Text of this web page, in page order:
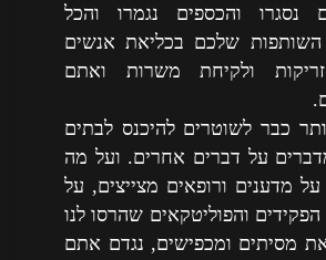
נסגרו והכספים נגמרו והכל
השותפות שלכם בכליאת אנשים
ולקיחת משרות ואתם
כבר לשוטרים להיכנס לבתים
על דברים אחרים. ועל מה
מדענים ורופאים מצייצים, על
והפוליטקאים שהרסו לנו
מסיתים ומכפישים, נגדם אתם